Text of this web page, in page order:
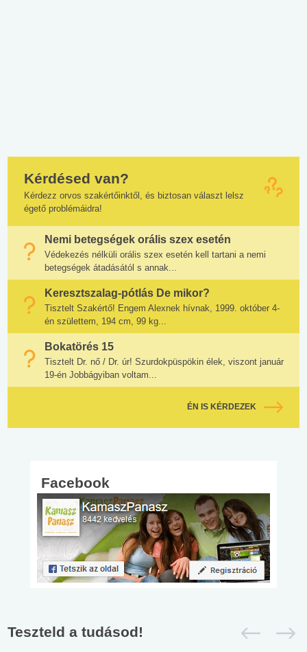
Kérdésed van?
Kérdezz orvos szakértőinktől, és biztosan választ lelsz
égető problémáidra!
Nemi betegségek orális szex esetén
Védekezés nélküli orális szex esetén kell tartani a nemi
betegségek átadásától s annak...
Keresztszalag-pótlás De mikor?
Tisztelt Szakértő! Engem Alexnek hívnak, 1999. október 4-
én születtem, 194 cm, 99 kg...
Bokatörés 15
Tisztelt Dr. nő / Dr. úr! Szurdokpüspökin élek, viszont január
19-én Jobbágyiban voltam...
ÉN IS KÉRDEZEK
Facebook
Teszteld a tudásod!